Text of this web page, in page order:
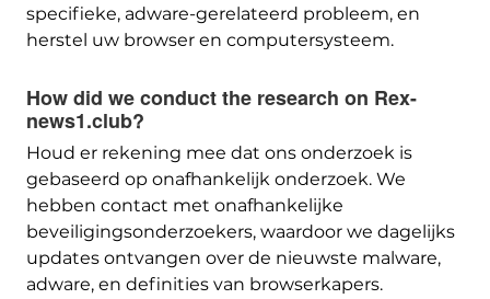
specifieke, adware-gerelateerd probleem, en
herstel uw browser en computersysteem.
How did we conduct the research on Rex-
news1.club?
Houd er rekening mee dat ons onderzoek is
gebaseerd op onafhankelijk onderzoek. We
hebben contact met onafhankelijke
beveiligingsonderzoekers, waardoor we dagelijks
updates ontvangen over de nieuwste malware,
adware, en definities van browserkapers.